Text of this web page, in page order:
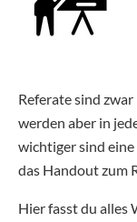
Referate sind
werden aber in
wichtiger sind
das Handout zum
Hier fasst du alles